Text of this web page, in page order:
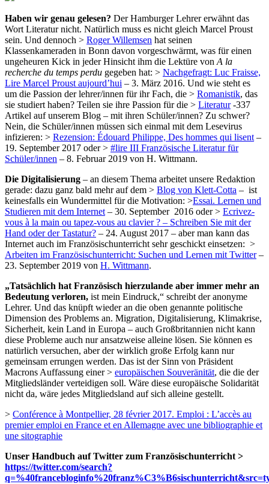
Haben wir genau gelesen? Der Hamburger Lehrer erwähnt das
Wort Literatur nicht. Natürlich muss es nicht gleich Marcel Proust
sein. Und dennoch > Roger Willemsen hat seinen
Klassenkameraden in Bonn davon vorgeschwärmt, was für einen
ungeheuren Kick in jeder Hinsicht ihm die Lektüre von A la
recherche du temps perdu gegeben hat: > Nachgefragt: Luc Fraisse,
Lire Marcel Proust aujourd’hui – 3. März 2016. Und wie steht es
um die Passion der lehrer/innen für ihr Fach, die > Romanistik, das
sie studiert haben? Teilen sie ihre Passion für die > Literatur-337
Artikel auf unserem Blog – mit ihren Schüler/innen? Zu schwer?
Nein, die Schüler/innen müssen sich einmal mit dem Lesevirus
infizieren: > Rezension: Édouard Philippe, Des hommes qui lisent –
19. September 2017 oder > #lire III Französische Literatur für
Schüler/innen – 8. Februar 2019 von H. Wittmann.
Die Digitalisierung – an diesem Thema arbeitet unsere Redaktion
gerade: dazu ganz bald mehr auf dem > Blog von Klett-Cotta – ist
keinesfalls ein Wundermittel für die Motivation: >Essai. Lernen und
Studieren mit dem Internet – 30. September 2016 oder > Ecrivez-
vous à la main ou tapez-vous au clavier ? – Schreiben Sie mit der
Hand oder der Tastatur? – 24. August 2017 – aber man kann das
Internet auch im Französischunterricht sehr geschickt einsetzen: >
Arbeiten im Französischunterricht: Suchen und Lernen mit Twitter–
23. September 2019 von H. Wittmann.
„Tatsächlich hat Französisch hierzulande aber immer mehr an
Bedeutung verloren, ist mein Eindruck,“ schreibt der anonyme
Lehrer. Und das knüpft wieder an die oben genannte politische
Dimension des Problems an. Migration, Digitalisierung, Klimakrise,
Sicherheit, kein Land in Europa – auch Großbritannien nicht kann
diese Probleme auch nur ansatzweise alleine lösen. Sie können es
natürlich versuchen, aber der wirklich große Erfolg kann nur
gemeinsam errungen werden. Das ist der Sinn von Präsident
Macrons Auffassung einer > europäischen Souveränität, die die der
Mitgliedsländer verteidigen soll. Wäre diese europäische Solidarität
nicht da, wäre jedes Mitgliedsland auf sich alleine gestellt.
> Conférence à Montpellier, 28 février 2017. Emploi : L’accès au
premier emploi en France et en Allemagne avec une bibliographie et
une sitographie
Unser Handbuch auf Twitter zum Französischunterricht >
https://twitter.com/search?